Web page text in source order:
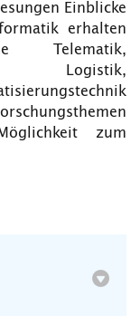
Einblicke
erhalten
Telematik,
Logistik,
zum